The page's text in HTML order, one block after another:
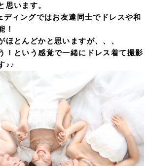
思います。
ィングではお友達同士でドレスや和
！
ほとんどかと思いますが、、、
！という感覚で一緒にドレス着て撮影
♪♪